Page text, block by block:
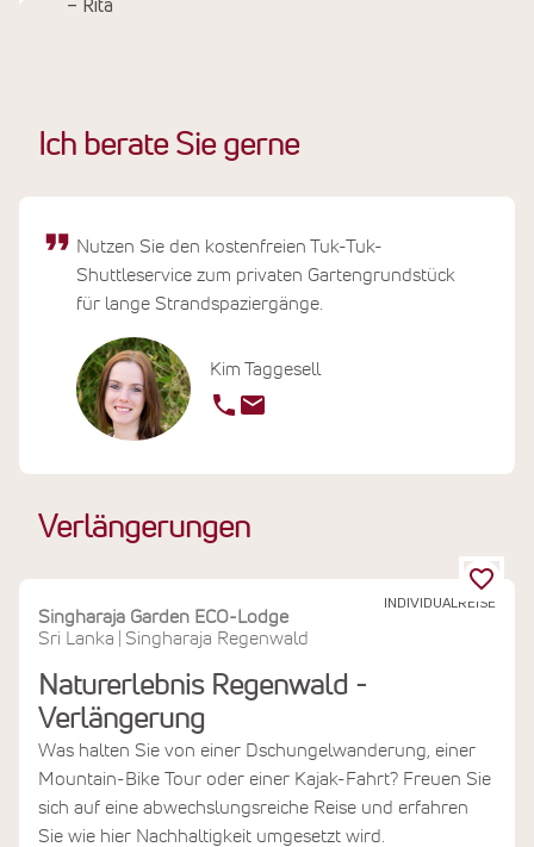
– Rita
Verlängerungen
INDIVIDUALREISE
Singharaja Garden ECO-Lodge
Sri Lanka
Singharaja Regenwald
Naturerlebnis Regenwald -
Verlängerung
Was halten Sie von einer Dschungelwanderung, einer
Mountain-Bike Tour oder einer Kajak-Fahrt? Freuen Sie
sich auf eine abwechslungsreiche Reise und erfahren
Sie wie hier Nachhaltigkeit umgesetzt wird.
Ich berate Sie gerne
Kim Taggesell
Nutzen Sie den kostenfreien Tuk-Tuk-
Shuttleservice zum privaten Gartengrundstück
für lange Strandspaziergänge.